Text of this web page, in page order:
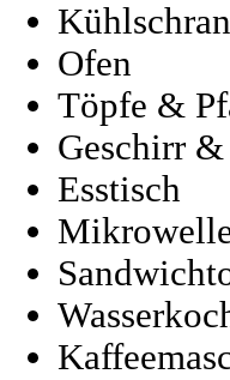
Ofen
Töpfe &
Geschirr
Esstisch